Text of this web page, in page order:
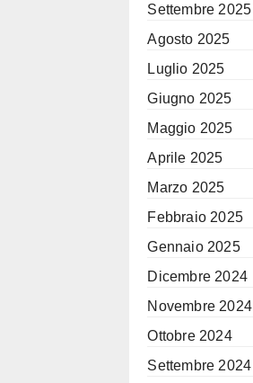
Settembre 2025
Agosto 2025
Luglio 2025
Giugno 2025
Maggio 2025
Aprile 2025
Marzo 2025
Febbraio 2025
Gennaio 2025
Dicembre 2024
Novembre 2024
Ottobre 2024
Settembre 2024